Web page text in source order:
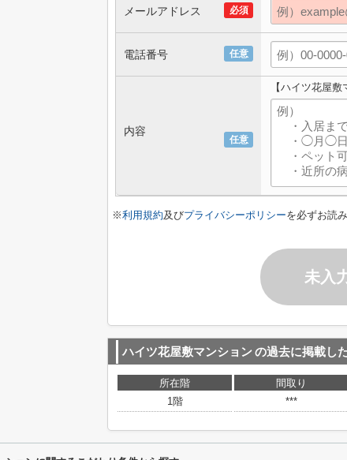
必須
メールアドレス
任意
電話番号
任意
内容
【ハイツ花屋
※利用規約及びプライバシーポリシーを必ずお読
未入
ハイツ花屋敷マンションの過去に掲載し
所在階 間取り
1階
***